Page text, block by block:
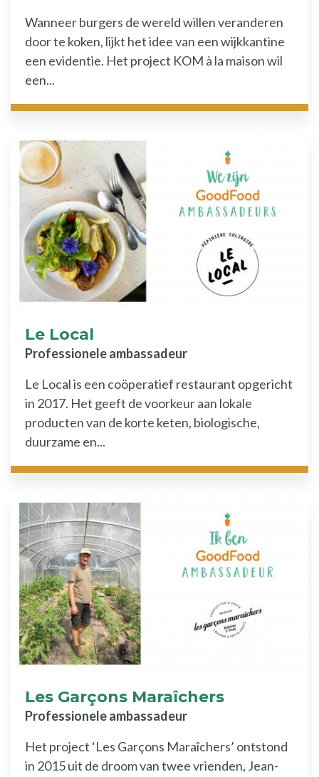
Wanneer burgers de wereld willen veranderen
door te koken, lijkt het idee van een wijkkantine
een evidentie. Het project KOM à la maison wil
een...
Le Local
Professionele ambassadeur
Le Local is een coöperatief restaurant opgericht
in 2017. Het geeft de voorkeur aan lokale
producten van de korte keten, biologische,
duurzame en...
Les Garçons Maraîchers
Professionele ambassadeur
Het project ‘Les Garçons Maraîchers’ ontstond
in 2015 uit de droom van twee vrienden, Jean-